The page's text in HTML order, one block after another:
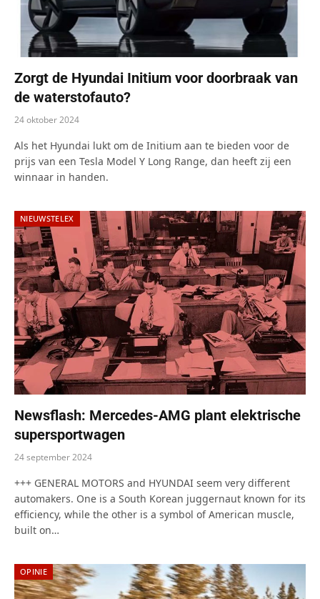
Zorgt de Hyundai Initium voor doorbraak van
de waterstofauto?
24 oktober 2024
Als het Hyundai lukt om de Initium aan te bieden voor de
prijs van een Tesla Model Y Long Range, dan heeft zij een
winnaar in handen.
NIEUWSTELEX
Newsflash: Mercedes-AMG plant elektrische
supersportwagen
24 september 2024
+++ GENERAL MOTORS and HYUNDAI seem very different
automakers. One is a South Korean juggernaut known for its
efficiency, while the other is a symbol of American muscle,
built on…
OPINIE